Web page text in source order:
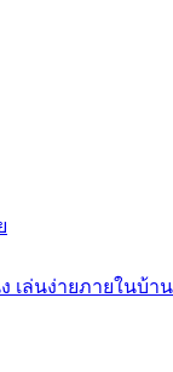
เล่นง่ายภายในบ้าน